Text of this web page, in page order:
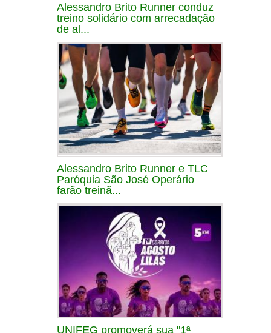
Alessandro Brito Runner conduz
treino solidário com arrecadação
de al...
Alessandro Brito Runner e TLC
Paróquia São José Operário
farão treinã...
UNIFEG promoverá sua "1ª